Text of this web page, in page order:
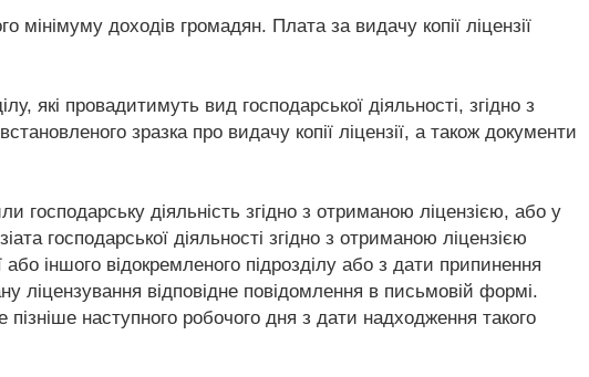
мінімуму доходів громадян. Плата за видачу копії ліцензії
які провадитимуть вид господарської діяльності, згідно з
зразка про видачу копії ліцензії, а також документи
господарську діяльність згідно з отриманою ліцензією, або у
господарської діяльності згідно з отриманою ліцензією
або іншого відокремленого підрозділу або з дати припинення
ліцензування відповідне повідомлення в письмовій формі.
пізніше наступного робочого дня з дати надходження такого